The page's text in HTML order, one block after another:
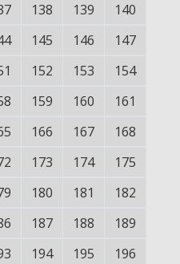
138 139
140
145 146
147
152 153
154
159 160
161
166 167
168
173 174
175
180 181
182
187 188
189
194 195
196